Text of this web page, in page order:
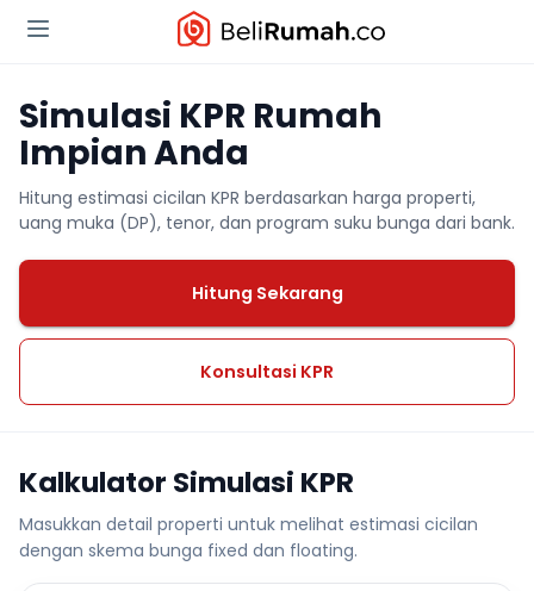
Simulasi KPR Rumah
Impian Anda
Hitung estimasi cicilan KPR berdasarkan harga properti,
uang muka (DP), tenor, dan program suku bunga dari bank.
Hitung Sekarang
Konsultasi KPR
Kalkulator Simulasi KPR
Masukkan detail properti untuk melihat estimasi cicilan
dengan skema bunga fixed dan floating.